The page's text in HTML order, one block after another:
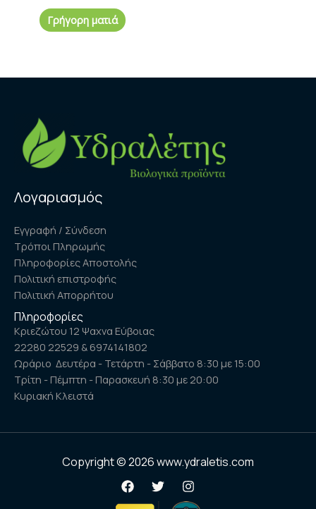
Γρήγορη ματιά
Λογαριασμός
Εγγραφή / Σύνδεση
Τρόποι Πληρωμής
Πληροφορίες Αποστολής
Πολιτική επιστροφής
Πολιτική Απορρήτου
Πληροφορίες
Κριεζώτου 12 Ψαχνα Εύβοιας
22280 22529 & 6974141802
Ωράριο Δευτέρα - Τετάρτη - Σάββατο 8:30 με 15:00
Τρίτη - Πέμπτη - Παρασκευή 8:30 με 20:00
Κυριακή Κλειστά
Copyright © 2026 www.ydraletis.com